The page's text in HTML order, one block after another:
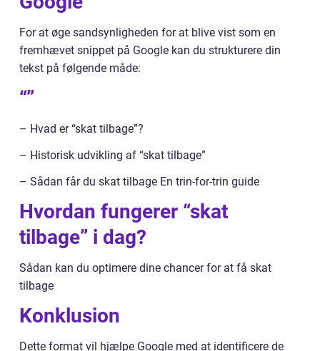
For at øge sandsynligheden for at blive vist som en
fremhævet snippet på Google kan du strukturere din
tekst på følgende måde:
“”
– Hvad er “skat tilbage”?
– Historisk udvikling af “skat tilbage”
– Sådan får du skat tilbage En trin-for-trin guide
Hvordan fungerer “skat
tilbage” i dag?
Sådan kan du optimere dine chancer for at få skat
tilbage
Konklusion
Dette format vil hjælpe Google med at identificere de